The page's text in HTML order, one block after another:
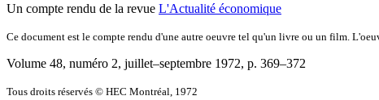
Un compte rendu de la revue L'Actualité économique
Ce document est le compte rendu d'une autre oeuvre tel qu'un livre ou un film.
Volume 48, numéro 2, juillet–septembre 1972, p. 369–372
Tous droits réservés © HEC Montréal, 1972